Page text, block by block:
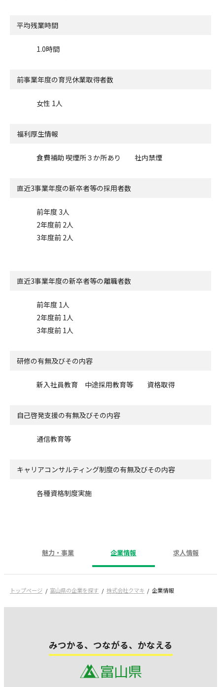
平均残業時間
1.0時間
前事業年度の育児休業取得者数
女性 1人
福利厚生情報
食費補助 喫煙所３か所あり 社内禁煙
直近3事業年度の新卒者等の採用者数
前年度 3人
2年度前 2人
3年度前 2人
直近3事業年度の新卒者等の離職者数
前年度 1人
2年度前 1人
3年度前 1人
研修の有無及びその内容
新入社員教育 中途採用教育等 資格取得
自己啓発支援の有無及びその内容
通信教育等
キャリアコンサルティング制度の有無及びその内容
各種資格制度実施
魅力・事業 企業情報 求人情報
トップページ 富山県の企業を探す 株式会社クマキ 企業情報
みつかる、つながる、かなえる